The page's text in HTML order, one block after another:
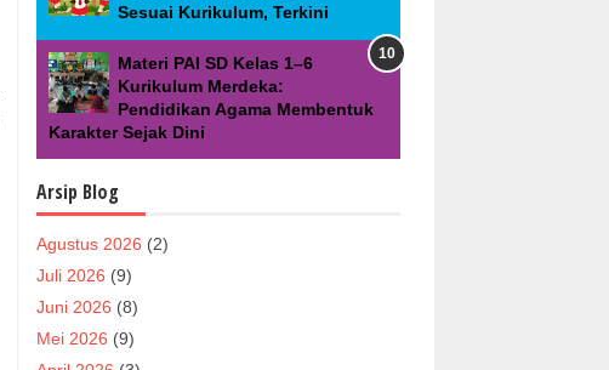
Sesuai Kurikulum, Terkini
Materi PAI SD Kelas 1–6
Kurikulum Merdeka:
Pendidikan Agama Membentuk
Karakter Sejak Dini
Arsip Blog
Agustus 2026 (2)
Juli 2026 (9)
Juni 2026 (8)
Mei 2026 (9)